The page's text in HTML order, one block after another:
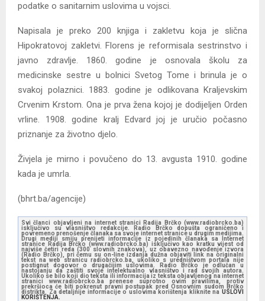
podatke o sanitarnim uslovima u vojsci.
Napisala je preko 200 knjiga i zakletvu koja je slična
Hipokratovoj zakletvi. Florens je reformisala sestrinstvo i
javno zdravlje. 1860. godine je osnovala školu za
medicinske sestre u bolnici Svetog Tome i brinula je o
svakoj polaznici. 1883. godine je odlikovana Kraljevskim
Crvenim Krstom. Ona je prva žena kojoj je dodijeljen Orden
vrline. 1908. godine kralj Edvard joj je uručio počasno
priznanje za životno djelo.
Živjela je mirno i povučeno do 13. avgusta 1910. godine
kada je umrla.
(bhrt.ba/agencije)
Svi članci objavljeni na internet stranici Radija Brčko (www.radiobrcko.ba)
isključivo su vlasništvo redakcije. Radio Brčko dopušta ograničeno i
povremeno prenošenje članaka sa svoje internet stranice u drugim medijima.
Drugi mediji smiju prenijeti informacije iz pojedinih članaka sa Internet
stranice Radija Brčko (www.radiobrcko.ba) isključivo kao kratku vijest od
najviše četiri reda (300 slovnih znakova), uz obavezno navođenje izvora
(Radio Brčko), pri čemu su on-line izdanja dužna objaviti link na originalni
tekst na web stranicu radiobrcko.ba, ukoliko s uredništvom portala nije
postignut dogovor o drugačijim uslovima. Radio Brčko je odlučan u
nastojanju da zaštiti svoje intelektualno vlasništvo i rad svojih autora.
Ukoliko se bilo koji dio teksta ili informacija iz teksta objavljenog na internet
stranici www.radiobrcko.ba prenese suprotno ovim pravilima, protiv
prekršioca će biti pokrenut pravni postupak pred Osnovnim sudom Brčko
distrikta. Za detaljnije informacije o uslovima korištenja kliknite na USLOVI
KORIŠTENJA.